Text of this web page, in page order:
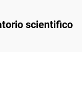
scientifico